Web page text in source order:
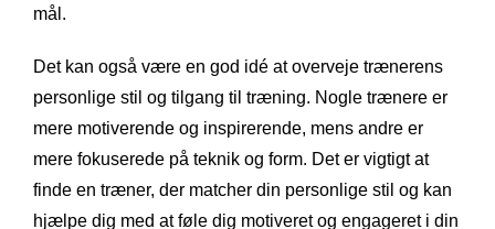
mål.
Det kan også være en god idé at overveje trænerens
personlige stil og tilgang til træning. Nogle trænere er
mere motiverende og inspirerende, mens andre er
mere fokuserede på teknik og form. Det er vigtigt at
finde en træner, der matcher din personlige stil og kan
hjælpe dig med at føle dig motiveret og engageret i din